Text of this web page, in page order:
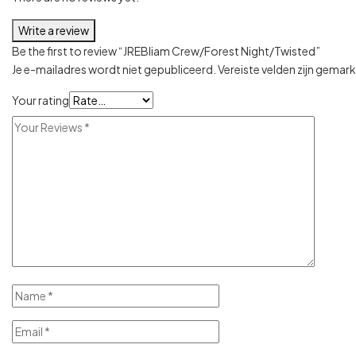
Write a review
Be the first to review “JREBliam Crew/Forest Night/Twisted”
Je e-mailadres wordt niet gepubliceerd. Vereiste velden zijn
Your rating